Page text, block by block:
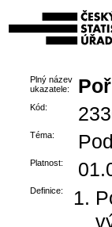
Plný název
ukazatele:
Kód:
Téma:
Platnost:
Definice: